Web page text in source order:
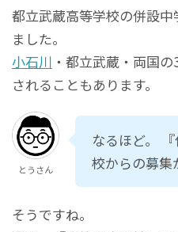
都立武蔵高等学校の併設
ました。
小石川 ・都立武蔵・両国
されることもあります。
とうさん
なるほど。
校からの募集
そうですね。